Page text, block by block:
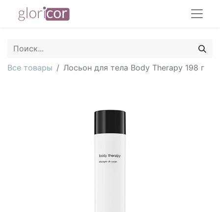
Все товары Лосьон для тела Body Therapy 198 г